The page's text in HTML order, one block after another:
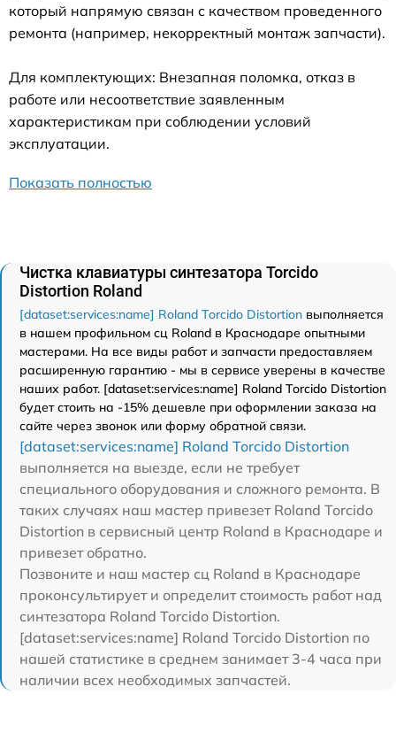
который напрямую связан с качеством проведенного
ремонта (например, некорректный монтаж запчасти).
Для комплектующих: Внезапная поломка, отказ в
работе или несоответствие заявленным
характеристикам при соблюдении условий
эксплуатации.
Показать полностью
Чистка клавиатуры синтезатора Torcido
Distortion Roland
[dataset:services:name] Roland Torcido Distortion выполняется
в нашем профильном сц Roland в Краснодаре опытными
мастерами. На все виды работ и запчасти предоставляем
расширенную гарантию - мы в сервисе уверены в качестве
наших работ. [dataset:services:name] Roland Torcido Distortion
будет стоить на -15% дешевле при оформлении заказа на
сайте через звонок или форму обратной связи.
[dataset:services:name] Roland Torcido Distortion
выполняется на выезде, если не требует
специального оборудования и сложного ремонта. В
таких случаях наш мастер привезет Roland Torcido
Distortion в сервисный центр Roland в Краснодаре и
привезет обратно.
Позвоните и наш мастер сц Roland в Краснодаре
проконсультирует и определит стоимость работ над
синтезатора Roland Torcido Distortion.
[dataset:services:name] Roland Torcido Distortion по
нашей статистике в среднем занимает 3-4 часа при
наличии всех необходимых запчастей.